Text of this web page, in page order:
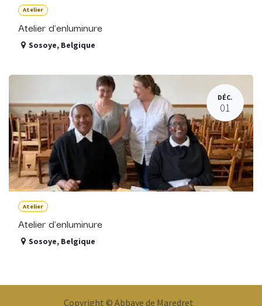
Atelier
Atelier d'enluminure
Sosoye, Belgique
DÉC.
01
Atelier
Atelier d'enluminure
Sosoye, Belgique
Copyright © Abbaye de Maredret